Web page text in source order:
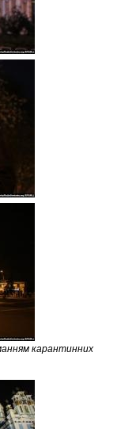
карантинних